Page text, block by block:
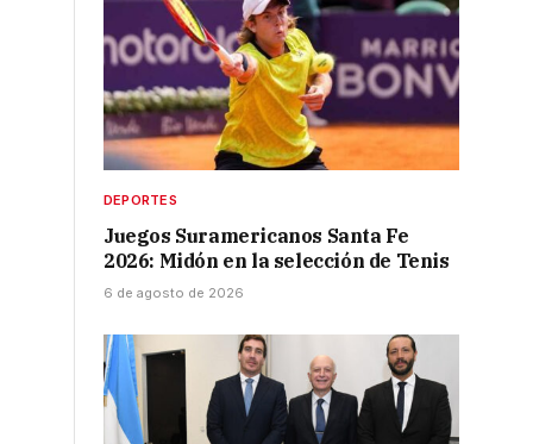
DEPORTES
Juegos Suramericanos Santa Fe
2026: Midón en la selección de Tenis
6 de agosto de 2026